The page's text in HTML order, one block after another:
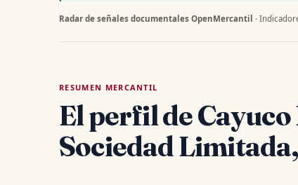
Radar de señales documentales OpenMercantil ·
RESUMEN MERCANTIL
El perfil de
Sociedad